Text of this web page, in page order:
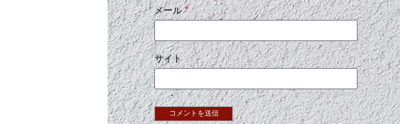
メール*
サイト